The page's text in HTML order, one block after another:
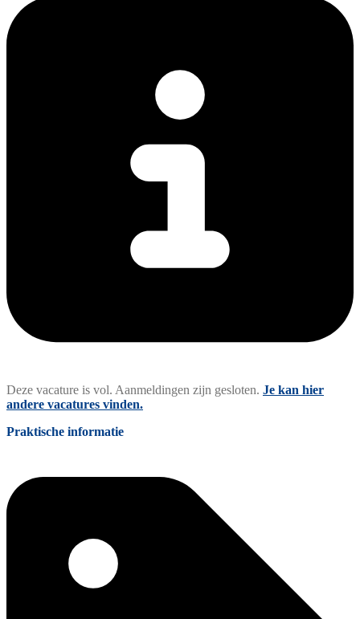
Deze vacature is vol. Aanmeldingen zijn gesloten. Je kan hier
andere vacatures vinden.
Praktische informatie